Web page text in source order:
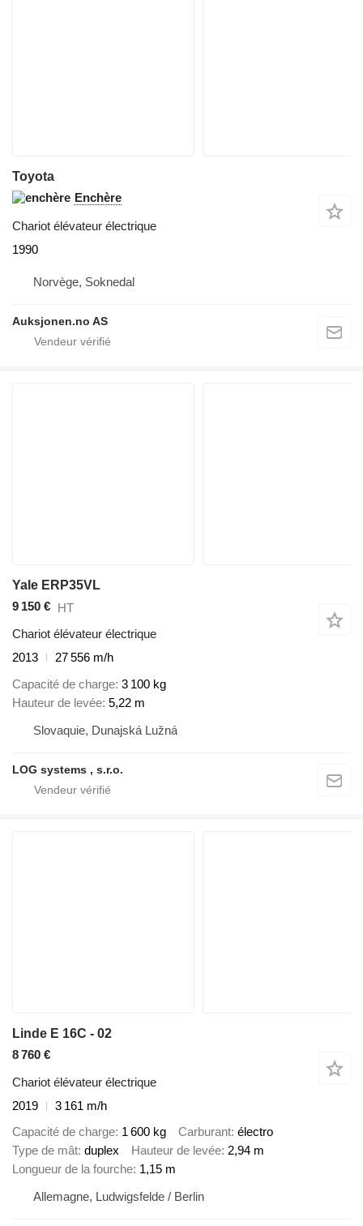
Toyota
Enchère
Chariot élévateur électrique
1990
Norvège, Soknedal
Auksjonen.no AS
Yale ERP35VL
9 150 € HT
Chariot élévateur électrique
2013
27 556 m/h
Capacité de charge 3 100 kg
Hauteur de levée 5,22 m
Slovaquie, Dunajská Lužná
LOG systems , s.r.o.
Linde E 16C - 02
8 760 €
Chariot élévateur électrique
2019
3 161 m/h
Capacité de charge 1 600 kg Carburant électro
Type de mât duplex Hauteur de levée 2,94 m
Longueur de la fourche 1,15 m
Allemagne, Ludwigsfelde / Berlin